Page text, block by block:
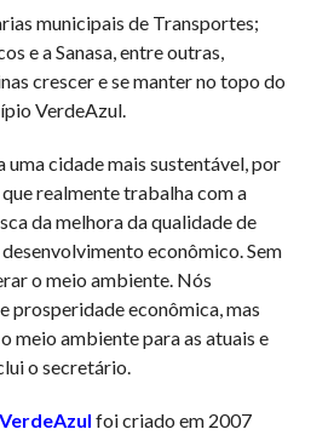
municipais de Transportes;
e a Sanasa, entre outras,
crescer e se manter no topo do
VerdeAzul.
uma cidade mais sustentável, por
realmente trabalha com a
da melhora da qualidade de
econômico. Sem
o meio ambiente. Nós
prosperidade econômica, mas
meio ambiente para as atuais e
o secretário.
foi criado em 2007